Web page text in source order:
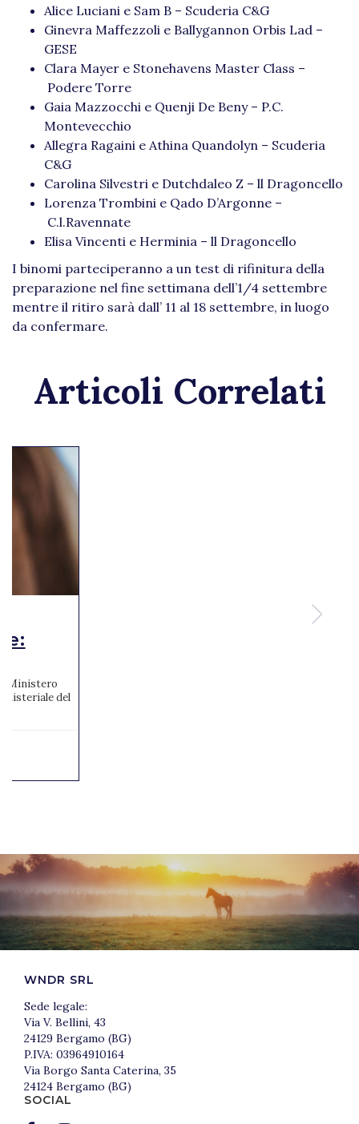
Alice Luciani e Sam B – Scuderia C&G
Ginevra Maffezzoli e Ballygannon Orbis Lad –
GESE
Clara Mayer e Stonehavens Master Class –
Podere Torre
Gaia Mazzocchi e Quenji De Beny – P.C.
Montevecchio
Allegra Ragaini e Athina Quandolyn – Scuderia
C&G
Carolina Silvestri e Dutchdaleo Z – ll Dragoncello
Lorenza Trombini e Qado D’Argonne –
C.l.Ravennate
Elisa Vincenti e Herminia – ll Dragoncello
I binomi parteciperanno a un test di rifinitura della
preparazione nel fine settimana dell’1/4 settembre
mentre il ritiro sarà dall’ 11 al 18 settembre, in luogo
da confermare.
Articoli Correlati
Ministero
del
WNDR SRL
Sede legale:
Via V. Bellini, 43
24129 Bergamo (BG)
P.IVA: 03964910164
Via Borgo Santa Caterina, 35
24124 Bergamo (BG)
SOCIAL